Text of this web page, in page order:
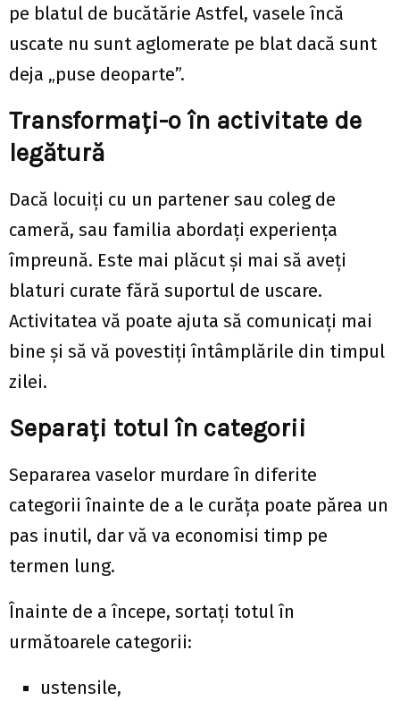
pe blatul de bucătărie Astfel, vasele încă
uscate nu sunt aglomerate pe blat dacă sunt
deja „puse deoparte”.
Transformați-o în activitate de
legătură
Dacă locuiți cu un partener sau coleg de
cameră, sau familia abordați experiența
împreună. Este mai plăcut și mai să aveți
blaturi curate fără suportul de uscare.
Activitatea vă poate ajuta să comunicați mai
bine și să vă povestiți întâmplările din timpul
zilei.
Separați totul în categorii
Separarea vaselor murdare în diferite
categorii înainte de a le curăța poate părea un
pas inutil, dar vă va economisi timp pe
termen lung.
Înainte de a începe, sortați totul în
următoarele categorii:
ustensile,